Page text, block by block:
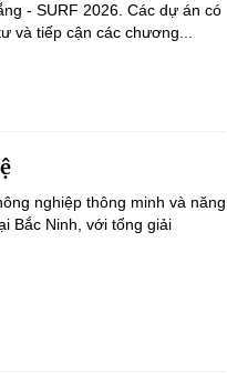
- SURF 2026. Các dự án có
và tiếp cận các chương...
nghiệp thông minh và năng
Bắc Ninh, với tổng giải